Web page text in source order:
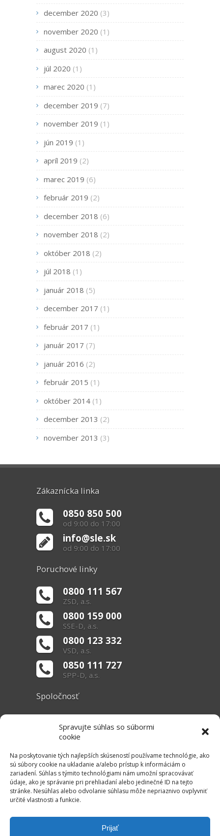
Spravujte súhlas so súbormi
cookie
Na poskytovanie tých najlepších skúseností používame technológie, ako
sú súbory cookie na ukladanie a/alebo prístup k informáciám o
zariadení. Súhlas s týmito technológiami nám umožní spracovávať
údaje, ako je správanie pri prehliadaní alebo jedinečné ID na tejto
stránke. Nesúhlas alebo odvolanie súhlasu môže nepriaznivo ovplyvniť
určité vlastnosti a funkcie.
Prijať
december 2020 (3)
november 2020 (1)
august 2020 (1)
júl 2020 (1)
marec 2020 (1)
december 2019 (7)
november 2019 (1)
jún 2019 (1)
apríl 2019 (2)
marec 2019 (6)
február 2019 (2)
december 2018 (6)
november 2018 (2)
október 2018 (2)
júl 2018 (1)
január 2018 (5)
december 2017 (1)
február 2017 (1)
január 2017 (7)
január 2016 (2)
február 2015 (1)
október 2014 (1)
december 2013 (2)
november 2013 (3)
Zákaznícka linka
0850 850 500
od 9:00 do 17:00
info@sle.sk
od 9:00 do 17:00
Poruchové linky
0800 111 567
ZSD, a.s.
0800 159 000
SSE-D, a.s.
0800 123 332
VSD, a.s.
0850 111 727
SPP-D, a.s.
Spoločnosť
O nás
Základné informácie
Užitočné linky
Právne informácie